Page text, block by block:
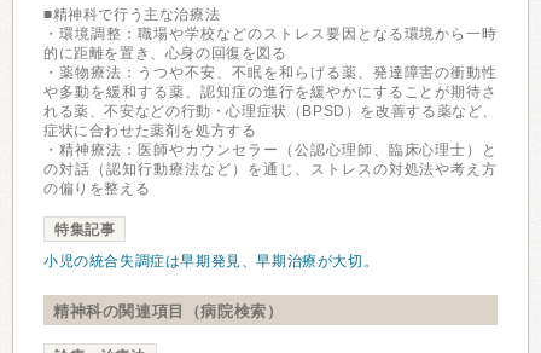
■精神科で行う主な治療法
・環境調整：職場や学校などのストレス要因となる環境から一時
的に距離を置き、心身の回復を図る
・薬物療法：うつや不安、不眠を和らげる薬、発達障害の衝動性
や多動を緩和する薬、認知症の進行を緩やかにすることが期待さ
れる薬、不安などの行動・心理症状（BPSD）を改善する薬など、
症状に合わせた薬剤を処方する
・精神療法：医師やカウンセラー（公認心理師、臨床心理士）と
の対話（認知行動療法など）を通じ、ストレスの対処法や考え方
の偏りを整える
特集記事
小児の統合失調症は早期発見、早期治療が大切。
精神科の関連項目（病院検索）